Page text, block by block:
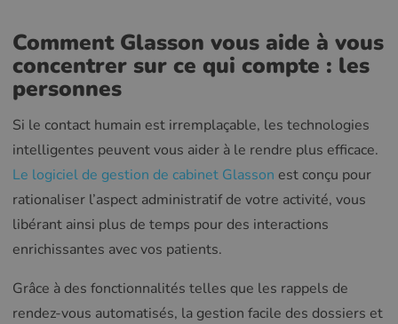
Comment Glasson vous aide à vous
concentrer sur ce qui compte : les
personnes
Si le contact humain est irremplaçable, les technologies
intelligentes peuvent vous aider à le rendre plus efficace.
Le logiciel de gestion de cabinet Glasson est conçu pour
rationaliser l’aspect administratif de votre activité, vous
libérant ainsi plus de temps pour des interactions
enrichissantes avec vos patients.
Grâce à des fonctionnalités telles que les rappels de
rendez-vous automatisés, la gestion facile des dossiers et